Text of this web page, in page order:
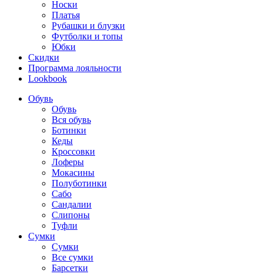
Носки
Платья
Рубашки и блузки
Футболки и топы
Юбки
Скидки
Программа лояльности
Lookbook
Обувь
Обувь
Вся обувь
Ботинки
Кеды
Кроссовки
Лоферы
Мокасины
Полуботинки
Сабо
Сандалии
Слипоны
Туфли
Сумки
Сумки
Все сумки
Барсетки